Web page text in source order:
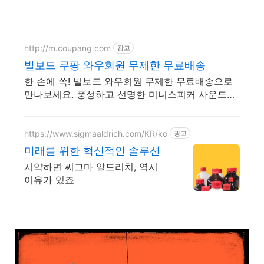
http://m.coupang.com 광고
빌보드 쿠팡 와우회원 무제한 무료배송
한 손에 쏙! 빌보드 와우회원 무제한 무료배송으로
만나보세요. 풍성하고 선명한 미니스피커 사운드를
https://www.sigmaaldrich.com/KR/ko 광고
미래를 위한 혁신적인 솔루션
시약하면 씨그마 알드리치, 역시
이유가 있죠